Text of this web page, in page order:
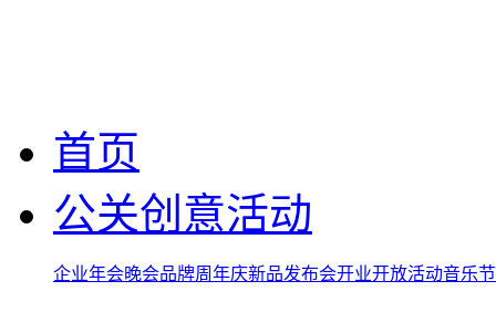
首页
公关创意活动
企业年会晚会品牌周年庆新品发布会开业开放活动音乐